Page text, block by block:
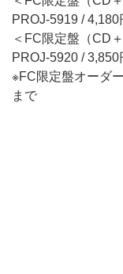
PROJ-5919 / 4,180
＜FC限定盤（CD
PROJ-5920 / 3,850
※FC限定盤オーダ
まで